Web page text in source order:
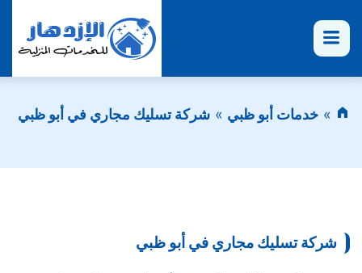
خدمات أبو ظبي شركة تسليك مجاري في أبو ظبي
شركة تسليك مجاري في أبو ظبي